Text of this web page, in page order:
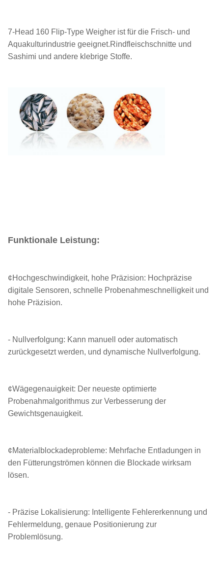
7-Head 160 Flip-Type Weigher ist für die Frisch- und
Aquakulturindustrie geeignet.Rindfleischschnitte und
Sashimi und andere klebrige Stoffe.
Funktionale Leistung:
¢Hochgeschwindigkeit, hohe Präzision: Hochpräzise
digitale Sensoren, schnelle Probenahmeschnelligkeit und
hohe Präzision.
- Nullverfolgung: Kann manuell oder automatisch
zurückgesetzt werden, und dynamische Nullverfolgung.
¢Wägegenauigkeit: Der neueste optimierte
Probenahmalgorithmus zur Verbesserung der
Gewichtsgenauigkeit.
¢Materialblockadeprobleme: Mehrfache Entladungen in
den Fütterungströmen können die Blockade wirksam
lösen.
- Präzise Lokalisierung: Intelligente Fehlererkennung und
Fehlermeldung, genaue Positionierung zur
Problemlösung.